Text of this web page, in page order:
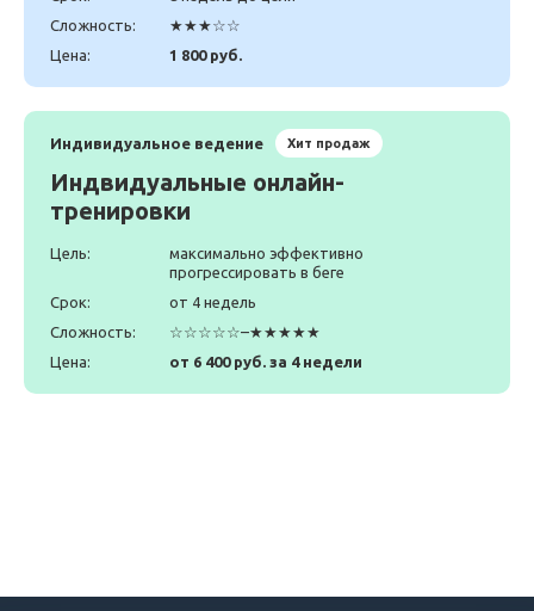
Сложность:
★★★☆☆
Цена:
1 800 руб.
Индивидуальное ведение Хит продаж
Индвидуальные онлайн-
тренировки
Цель:
максимально эффективно
прогрессировать в беге
Срок:
от 4 недель
Сложность:
☆☆☆☆☆–★★★★★
Цена:
от 6 400 руб. за 4 недели